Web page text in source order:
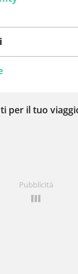
mappa
per il tuo
Pubblicità